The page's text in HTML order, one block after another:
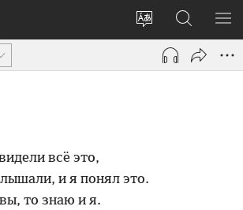
Изменить
язык
сайта
Войти
(открывается
новом
Поиск
по
jw.org
всё это,
и я понял это.
то знаю и я.